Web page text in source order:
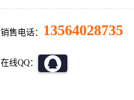
销售电话： 13564028735
在线QQ：